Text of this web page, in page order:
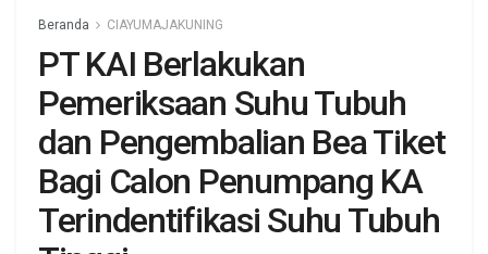
Beranda CIAYUMAJAKUNING
PT KAI Berlakukan
Pemeriksaan Suhu Tubuh
dan Pengembalian Bea Tiket
Bagi Calon Penumpang KA
Terindentifikasi Suhu Tubuh